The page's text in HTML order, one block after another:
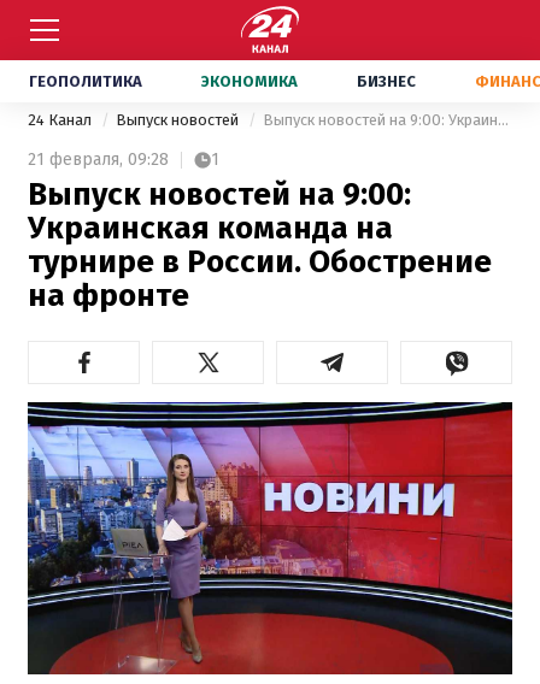
ГЕОПОЛИТИКА ЭКОНОМИКА БИЗНЕС
24 Канал Выпуск новостей Выпуск новостей на 9:00: Украинская команда на турнире в России. Обострение на фронте
21 февраля, 09:28 1
Выпуск новостей на 9:00:
Украинская команда на
турнире в России. Обострение
на фронте